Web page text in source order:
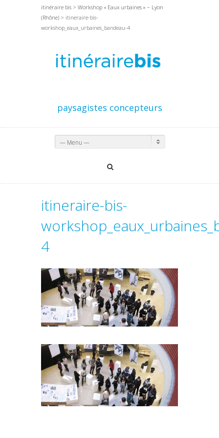
itinéraire bis > Workshop « Eaux urbaines » – Lyon
(Rhône) > itineraire-bis-
workshop_eaux_urbaines_bandeau-4
paysagistes concepteurs
— Menu —
itineraire-bis-
4